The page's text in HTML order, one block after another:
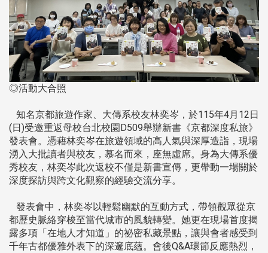
◎活動大合照
知名京都旅遊作家、大傳系校友林奕岑，於115年4月12日
(日)受邀重返母校台北校園D509舉辦新書《京都深度私旅》
發表會。憑藉林奕岑在旅遊領域的高人氣與深厚造詣，現場
湧入大批讀者與校友，慕名而來，座無虛席。身為大傳系優
秀校友，林奕岑此次返校不僅是新書宣傳，更帶動一場關於
深度探訪與跨文化觀察的經驗交流分享。
發表會中，林奕岑以輕鬆幽默的互動方式，帶領觀眾從京
都歷史脈絡穿梭至當代城市的風貌轉變。她更在現場首度揭
露多項「在地人才知道」的祕密私藏景點，讓與會者感受到
千年古都優雅外表下的深邃底蘊。會後Q&A環節反應熱烈，